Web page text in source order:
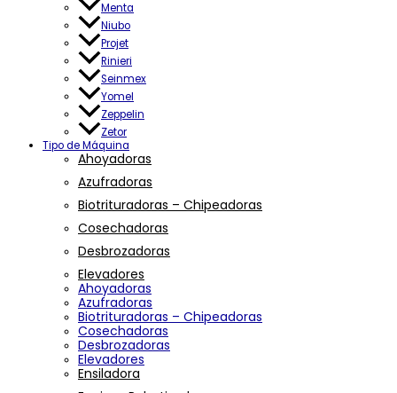
Menta
Niubo
Projet
Rinieri
Seinmex
Yomel
Zeppelin
Zetor
Tipo de Máquina
Ahoyadoras
Azufradoras
Biotrituradoras – Chipeadoras
Cosechadoras
Desbrozadoras
Elevadores
Ahoyadoras
Azufradoras
Biotrituradoras – Chipeadoras
Cosechadoras
Desbrozadoras
Elevadores
Ensiladora